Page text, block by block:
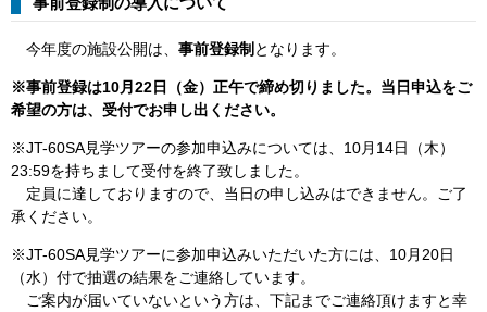
今年度の施設公開は、 事前登録制 となります。
※事前登録は10月22日（金）正午で締め切りました。当日申込をご
希望の方は、受付でお申し出ください。
​※JT-60SA見学ツアーの参加申込みについては、10月14日（木）
23:59を持ちまして受付を終了致しました。
​ 定員に達しておりますので、当日の申し込みはできません。ご了
承ください。
※JT-60SA見学ツアーに参加申込みいただいた方には、10月20日
（水）付で抽選の結果をご連絡しています。
ご案内が届いていないという方は、下記までご連絡頂けますと幸